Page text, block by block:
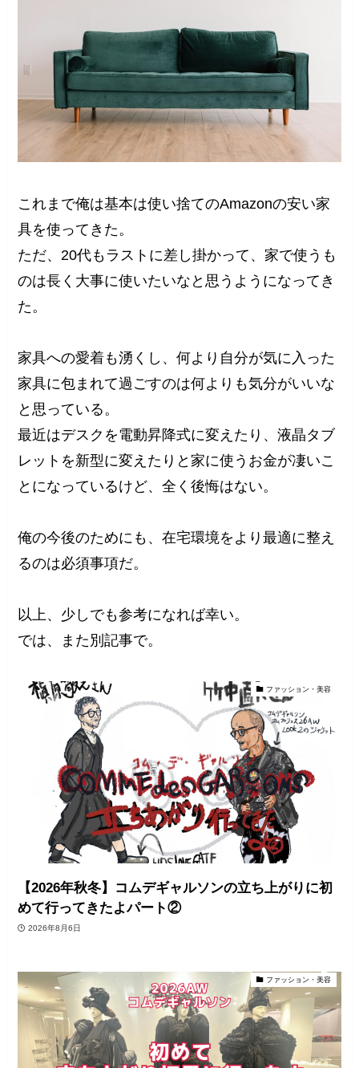
これまで俺は基本は使い捨てのAmazonの安い家
具を使ってきた。
ただ、20代もラストに差し掛かって、家で使うも
のは長く大事に使いたいなと思うようになってき
た。
家具への愛着も湧くし、何より自分が気に入った
家具に包まれて過ごすのは何よりも気分がいいな
と思っている。
最近はデスクを電動昇降式に変えたり、液晶タブ
レットを新型に変えたりと家に使うお金が凄いこ
とになっているけど、全く後悔はない。
俺の今後のためにも、在宅環境をより最適に整え
るのは必須事項だ。
以上、少しでも参考になれば幸い。
では、また別記事で。
ファッション・美容
【2026年秋冬】コムデギャルソンの立ち上がりに初
めて行ってきたよパート②
2026年8月6日
ファッション・美容